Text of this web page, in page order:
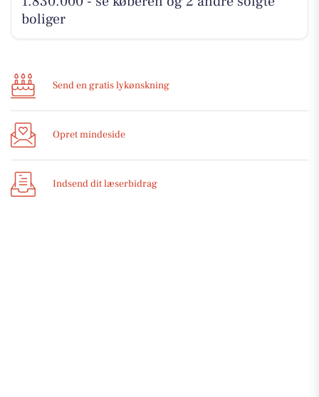
boliger
Send en gratis lykønskning
Opret mindeside
Indsend dit læserbidrag